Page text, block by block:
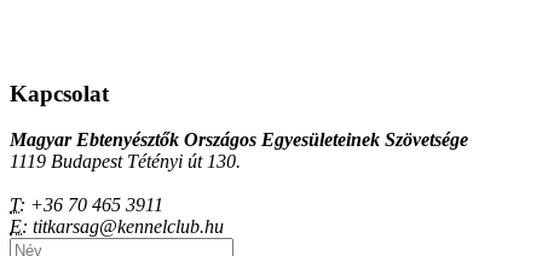
Kapcsolat
Magyar Ebtenyésztők Országos Egyesületeinek Szövetsége
1119 Budapest Tétényi út 130.
T: +36 70 465 3911
E: titkarsag@kennelclub.hu